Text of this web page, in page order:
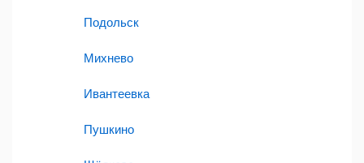
Подольск
Михнево
Ивантеевка
Пушкино